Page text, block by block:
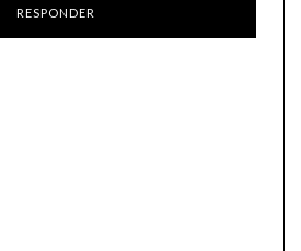
RESPONDER